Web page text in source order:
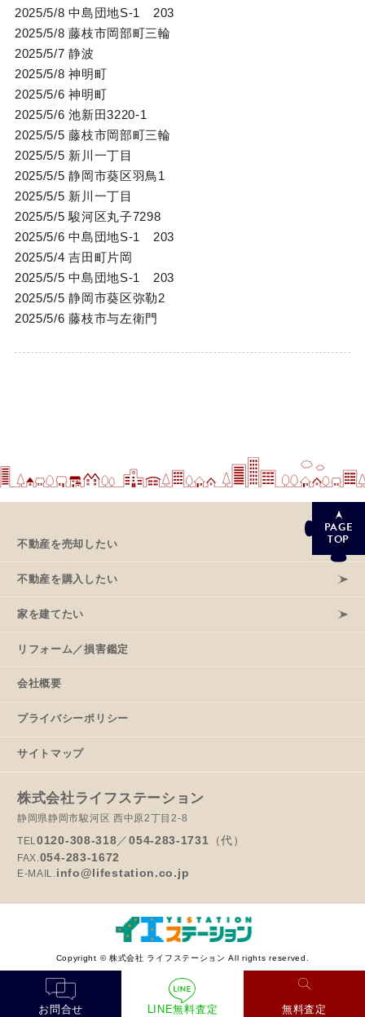
2025/5/8 中島団地S-1 203
2025/5/8 藤枝市岡部町三輪
2025/5/7 静波
2025/5/8 神明町
2025/5/6 神明町
2025/5/6 池新田3220-1
2025/5/5 藤枝市岡部町三輪
2025/5/5 新川一丁目
2025/5/5 静岡市葵区羽鳥1
2025/5/5 新川一丁目
2025/5/5 駿河区丸子7298
2025/5/6 中島団地S-1 203
2025/5/4 吉田町片岡
2025/5/5 中島団地S-1 203
2025/5/5 静岡市葵区弥勒2
2025/5/6 藤枝市与左衛門
PAGE
TOP
不動産を売却したい
不動産を購入したい
家を建てたい
リフォーム／損害鑑定
会社概要
プライバシーポリシー
サイトマップ
株式会社ライフステーション
静岡県静岡市駿河区 西中原2丁目2-8
TEL0120-308-318／054-283-1731 （代）
FAX.054-283-1672
E-MAIL.info@lifestation.co.jp
Copyright © 株式会社 ライフステーション All rights reserved.
お問合せ LINE無料査定 無料査定